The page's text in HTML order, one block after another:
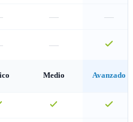
— —
—
Medio Avanzado